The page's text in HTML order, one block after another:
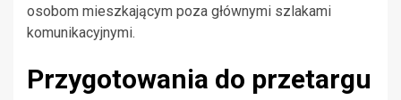
osobom mieszkającym poza głównymi szlakami
komunikacyjnymi.
Przygotowania do przetargu